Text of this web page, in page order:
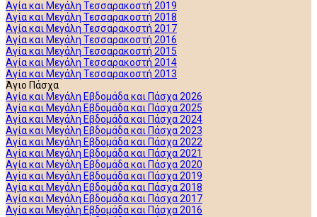
Αγία και Μεγάλη Τεσσαρακοστή 2019
Αγία και Μεγάλη Τεσσαρακοστή 2018
Αγία και Μεγάλη Τεσσαρακοστή 2017
Αγία και Μεγάλη Τεσσαρακοστή 2016
Αγία και Μεγάλη Τεσσαρακοστή 2015
Αγία και Μεγάλη Τεσσαρακοστή 2014
Αγία και Μεγάλη Τεσσαρακοστή 2013
Άγιο Πάσχα
Αγία και Μεγάλη Εβδομάδα και Πάσχα 2026
Αγία και Μεγάλη Εβδομάδα και Πάσχα 2025
Αγία και Μεγάλη Εβδομάδα και Πάσχα 2024
Αγία και Μεγάλη Εβδομάδα και Πάσχα 2023
Αγία και Μεγάλη Εβδομάδα και Πάσχα 2022
Αγία και Μεγάλη Εβδομάδα και Πάσχα 2021
Αγία και Μεγάλη Εβδομάδα και Πάσχα 2020
Αγία και Μεγάλη Εβδομάδα και Πάσχα 2019
Αγία και Μεγάλη Εβδομάδα και Πάσχα 2018
Αγία και Μεγάλη Εβδομάδα και Πάσχα 2017
Αγία και Μεγάλη Εβδομάδα και Πάσχα 2016